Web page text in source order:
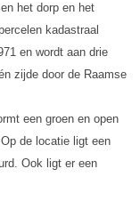
het dorp en het
kadastraal
en wordt aan drie
zijde door de Raamse
een groen en open
de locatie ligt een
Ook ligt er een